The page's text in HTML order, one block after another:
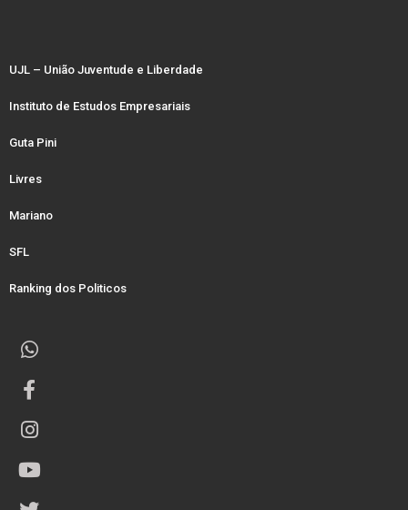
UJL – União Juventude e Liberdade
Instituto de Estudos Empresariais
Guta Pini
Livres
Mariano
SFL
Ranking dos Politicos